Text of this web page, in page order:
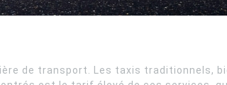
de transport. Les taxis traditionnels,